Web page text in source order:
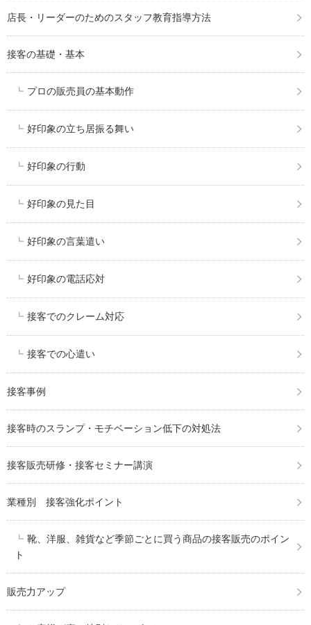
店長・リーダーのためのスタッフ教育指導方法
接客の基礎・基本
プロの販売員の基本動作
好印象の立ち居振る舞い
好印象の行動
好印象の見た目
好印象の言葉遣い
好印象の電話応対
接客でのクレーム対応
接客での心遣い
接客事例
接客時のスランプ・モチベーション低下の対処法
接客販売研修・接客セミナー講演
業種別 接客強化ポイント
靴、洋服、雑貨など季節ごとに買う商品の接客販売のポイン
ト
販売力アップ